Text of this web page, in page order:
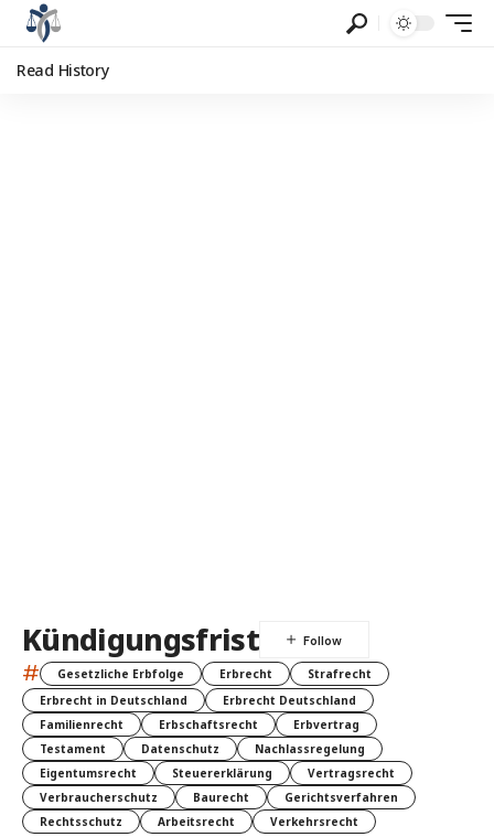
Read History
Kündigungsfrist
# Gesetzliche Erbfolge Erbrecht
Strafrecht
Erbrecht in Deutschland
Erbrecht Deutschland
Familienrecht
Erbschaftsrecht
Erbvertrag
Testament
Datenschutz
Nachlassregelung
Eigentumsrecht
Steuererklärung
Vertragsrecht
Verbraucherschutz
Baurecht
Gerichtsverfahren
Rechtsschutz
Arbeitsrecht Verkehrsrecht